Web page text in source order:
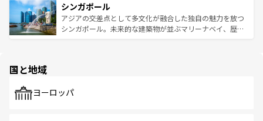
参照してほしい。
激する。気候は一年中温暖で、どの季節にも異なる楽しみ
が待っている。親しみやすいタイの人々、仏教を中心とし
た文化、そして多様な観光資源が、訪れる旅人を魅了し続
み、どこを訪れても感動するはず。観光スポットが密集し
ており、効率よく見どころを回れるのも魅力。息をのむよ
うな絶景から文化的な体験まで、香港を存分に楽しみ尽く
シンガポール
アジアの交差点として多文化が融合した独自の魅力を放つ
シンガポール。未来的な建築物が並ぶマリーナベイ、歴史
で、ホーカーズは地元の風情を楽しめる外せないスポット
国と地域
ヨーロッパ